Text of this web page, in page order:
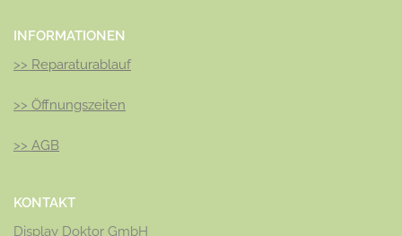
INFORMATIONEN
>> Reparaturablauf
>> Öffnungszeiten
>> AGB
KONTAKT
Display Doktor GmbH